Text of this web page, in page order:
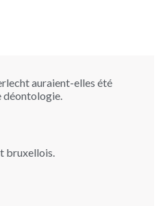
auraient-elles été
déontologie.
bruxellois.